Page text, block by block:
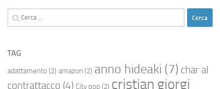
Ricerca
per:
TAG
adattamento (2) amazon (2) anno hideaki (7) char al
contrattacco (4) City pop (2) cristian giorgi